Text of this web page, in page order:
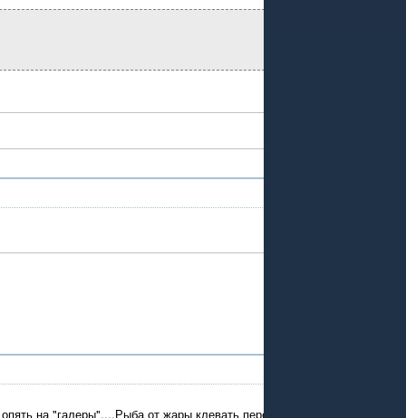
на "галеры"....Рыба от жары клевать перестала и я решил